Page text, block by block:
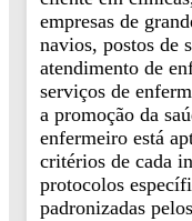
empresas de
navios, postos de
atendimento de
serviços de
a promoção da
enfermeiro está
critérios de cada
protocolos
padronizadas